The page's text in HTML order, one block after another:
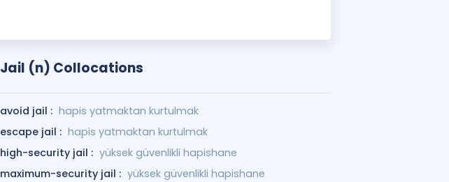
Jail (n) Collocations
avoid jail : hapis yatmaktan kurtulmak
escape jail : hapis yatmaktan kurtulmak
high-security jail : yüksek güvenlikli hapishane
maximum-security jail : yüksek güvenlikli hapishane